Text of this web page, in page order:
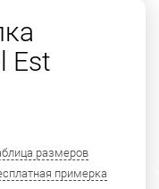
Est
размеров
примерка